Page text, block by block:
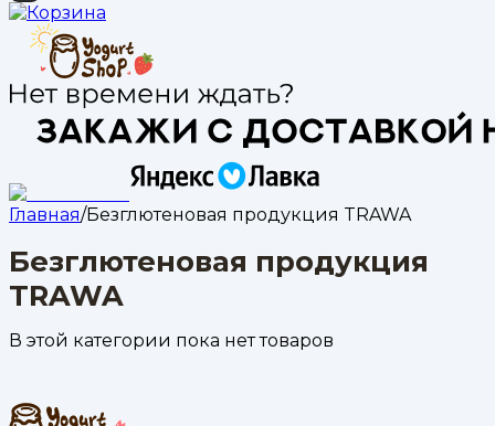
Главная/Безглютеновая продукция TRAWA
Безглютеновая продукция
TRAWA
В этой категории пока нет товаров